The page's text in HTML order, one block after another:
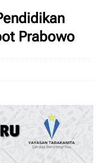
Prabowo